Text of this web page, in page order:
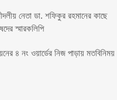
নেতা ডা. শফিকুর রহমানের কাছে
স্মারকলিপি
৪ নং ওয়ার্ডের নিজ পাড়ায় মতবিনিময়